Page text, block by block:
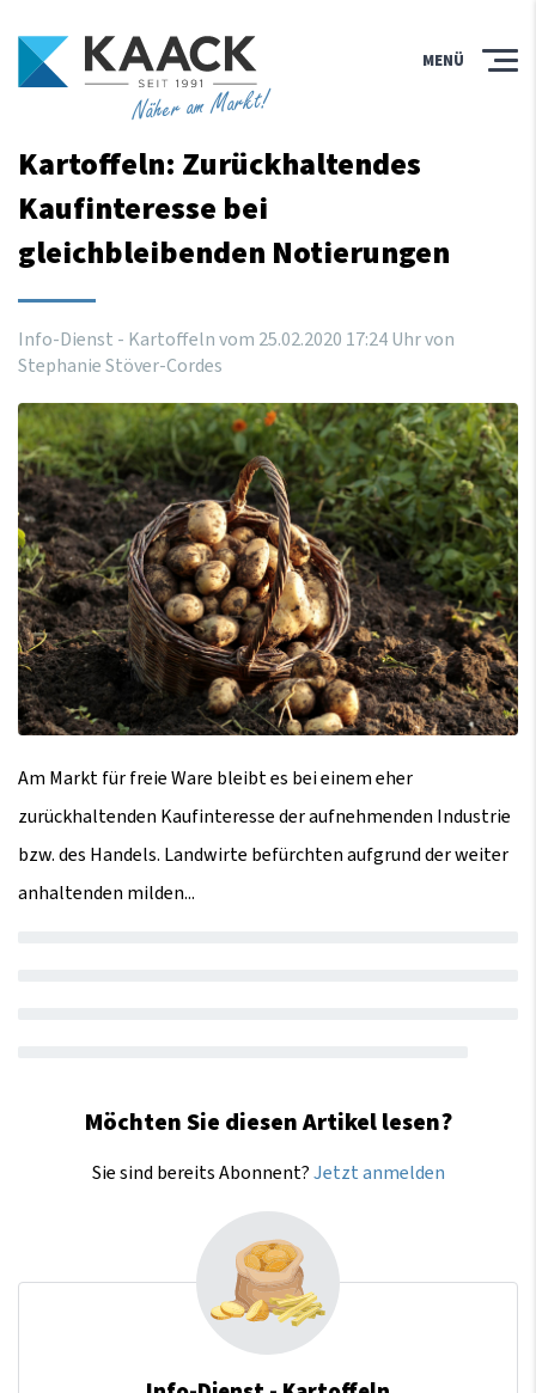
Näher am Markt!
MENÜ
Kartoffeln: Zurückhaltendes
Kaufinteresse bei
gleichbleibenden Notierungen
Info-Dienst - Kartoffeln vom 25.02.2020 17:24Uhrvon
Stephanie Stöver-Cordes
Am Markt für freie Ware bleibt es bei einem eher
zurückhaltenden Kaufinteresse der aufnehmenden Industrie
bzw. des Handels. Landwirte befürchten aufgrund der weiter
anhaltenden milden...
Möchten Sie diesen Artikel lesen?
Sie sind bereits Abonnent?Jetzt anmelden